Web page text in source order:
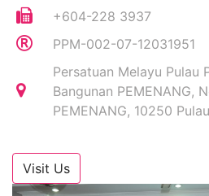
+604-228 3937
PPM-002-07-12031951
Persatuan Melayu Pulau
Bangunan PEMENANG,
PEMENANG, 10250
Visit Us